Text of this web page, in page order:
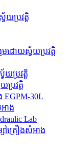
យប្រវត្តិ
ដោយស្វ័យប្រវត្តិ
ប្រវត្តិ
រវត្តិ
30L
ាង
Lab
ៅគ្រឿងសំអាង